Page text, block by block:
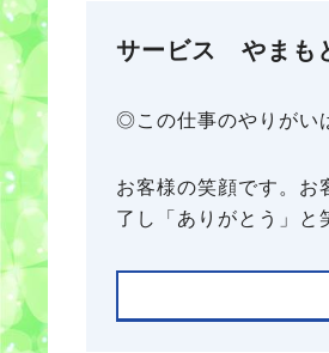
サービス やまも
◎この仕事のやりがい
お客様の笑顔です。お
了し「ありがとう」と